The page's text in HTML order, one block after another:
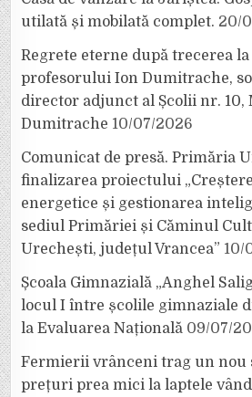
utilată și mobilată complet. 20/
Regrete eterne după trecerea
profesorului Ion Dumitrache,
director adjunct al Școlii nr. 10,
Dumitrache 10/07/2026
Comunicat de presă. Primăria
finalizarea proiectului
energetice și gestionarea
sediul Primăriei și Căminul
Urechești, județul Vrancea” 10/
Școala Gimnazială „Anghel
locul I între școlile gimnaziale
la Evaluarea Națională 09/07/
Fermierii vrânceni trag un nou
prețuri prea mici la laptele